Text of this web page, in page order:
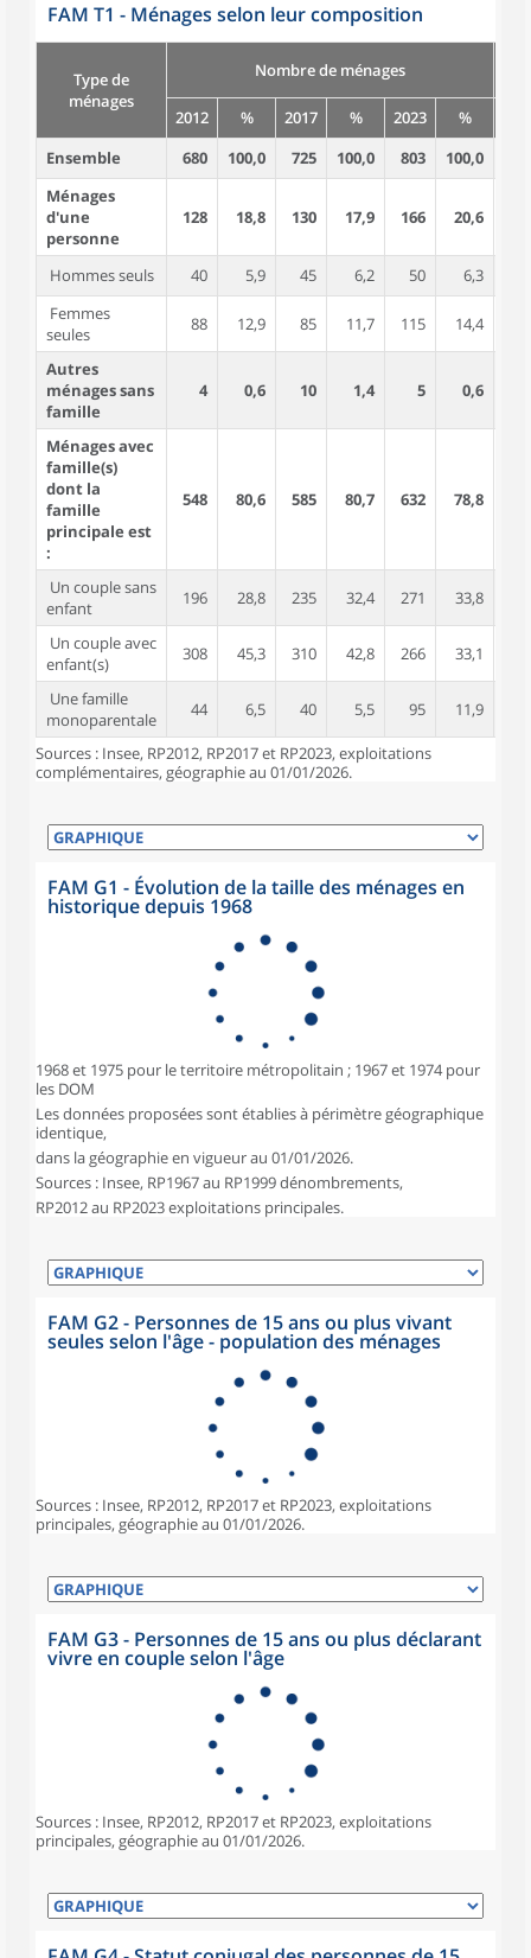
FAM T1 - Ménages selon leur composition
Type de
ménages
Nombre de ménages
2012 % 2017 % 2023 %
Ensemble
680 100,0 725 100,0 803 100,0
Ménages
d'une
personne
128 18,8 130 17,9 166 20,6
Hommes seuls 40 5,9 45 6,2 50 6,3
Femmes
seules
88 12,9 85 11,7 115 14,4
Autres
ménages sans
famille
4 0,6 10 1,4 5 0,6
Ménages avec
famille(s)
dont la
famille
principale est
:
548 80,6 585 80,7 632 78,8
Un couple sans
enfant
196 28,8 235 32,4 271 33,8
Un couple avec
enfant(s)
308 45,3 310 42,8 266 33,1
Une famille
monoparentale
44 6,5 40 5,5 95 11,9
Sources : Insee, RP2012, RP2017 et RP2023, exploitations
complémentaires, géographie au 01/01/2026.
FAM G1 - Évolution de la taille des ménages en
historique depuis 1968
1968 et 1975 pour le territoire métropolitain ; 1967 et 1974 pour
les DOM
Les données proposées sont établies à périmètre géographique
identique,
dans la géographie en vigueur au 01/01/2026.
Sources : Insee, RP1967 au RP1999 dénombrements,
RP2012 au RP2023 exploitations principales.
FAM G2 - Personnes de 15 ans ou plus vivant
seules selon l'âge - population des ménages
Sources : Insee, RP2012, RP2017 et RP2023, exploitations
principales, géographie au 01/01/2026.
FAM G3 - Personnes de 15 ans ou plus déclarant
vivre en couple selon l'âge
Sources : Insee, RP2012, RP2017 et RP2023, exploitations
principales, géographie au 01/01/2026.